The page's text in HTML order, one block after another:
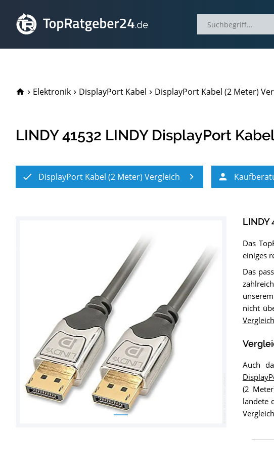
TopRatgeber24.de
Elektronik DisplayPort Kabel DisplayPort Kabel (2 Meter)
LINDY 41532 LINDY DisplayPort
DisplayPort Kabel (2 Meter) Vergleich
LINDY
Das
einiges
Das
unserem
nicht
Auch
(2
landete